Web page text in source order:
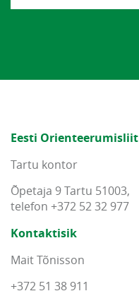
Eesti Orienteerumisliit
Tartu kontor
Õpetaja 9 Tartu 51003,
telefon +372 52 32 977
Kontaktisik
Mait Tõnisson
+372 51 38 911